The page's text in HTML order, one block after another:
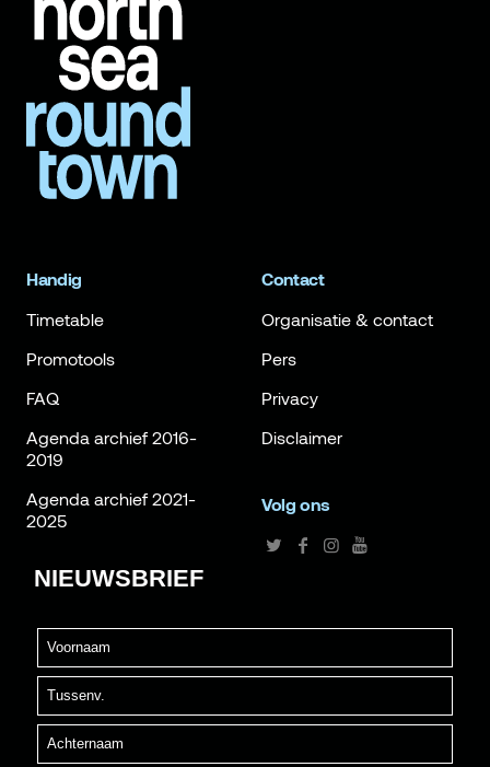
Handig
Timetable
Promotools
FAQ
Agenda archief 2016-
2019
Agenda archief 2021-
2025
Contact
Organisatie & contact
Pers
Privacy
Disclaimer
Volg ons